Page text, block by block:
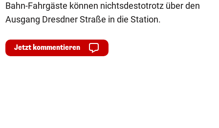
Bahn-Fahrgäste können nichtsdestotrotz über den
Ausgang Dresdner Straße in die Station.
Jetzt kommentieren